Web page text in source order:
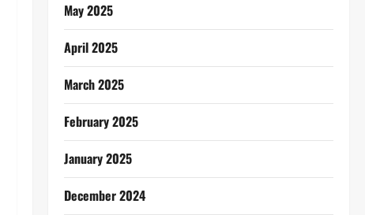
May 2025
April 2025
March 2025
February 2025
January 2025
December 2024